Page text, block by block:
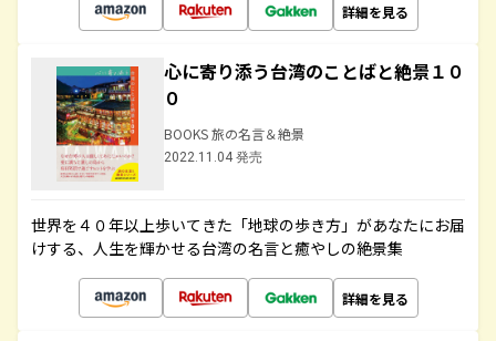
詳細を見る
心に寄り添う台湾のことばと絶景１０
０
BOOKS 旅の名言＆絶景
2022.11.04 発売
世界を４０年以上歩いてきた「地球の歩き方」があなたにお届
けする、人生を輝かせる台湾の名言と癒やしの絶景集
詳細を見る